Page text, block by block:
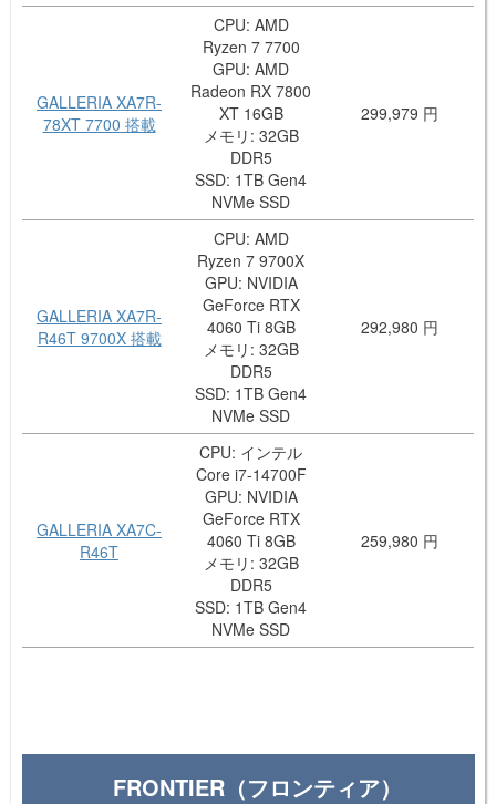
GALLERIA XA7R-
78XT 7700 搭載
CPU: AMD
Ryzen 7 7700
GPU: AMD
Radeon RX 7800
XT 16GB
メモリ: 32GB
DDR5
SSD: 1TB Gen4
NVMe SSD
299,979 円
GALLERIA XA7R-
R46T 9700X 搭載
CPU: AMD
Ryzen 7 9700X
GPU: NVIDIA
GeForce RTX
4060 Ti 8GB
メモリ: 32GB
DDR5
SSD: 1TB Gen4
NVMe SSD
292,980 円
GALLERIA XA7C-
R46T
CPU: インテル
Core i7-14700F
GPU: NVIDIA
GeForce RTX
4060 Ti 8GB
メモリ: 32GB
DDR5
SSD: 1TB Gen4
NVMe SSD
259,980 円
FRONTIER（フロンティア）